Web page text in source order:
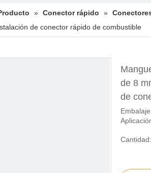
» Conector rápido »
de conector rápido de combustible
de 8
de
Cantidad: